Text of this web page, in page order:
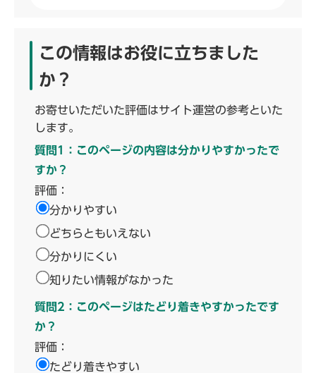
この情報はお役に立ちました
か？
お寄せいただいた評価はサイト運営の参考といた
します。
質問1：このページの内容は分かりやすかったで
すか？
評価：
分かりやすい
どちらともいえない
分かりにくい
知りたい情報がなかった
質問2：このページはたどり着きやすかったです
か？
評価：
たどり着きやすい